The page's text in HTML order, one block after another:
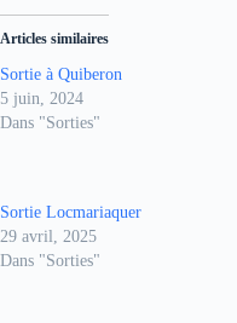
Articles similaires
Sortie à Quiberon
5 juin, 2024
Dans "Sorties"
Sortie Locmariaquer
29 avril, 2025
Dans "Sorties"